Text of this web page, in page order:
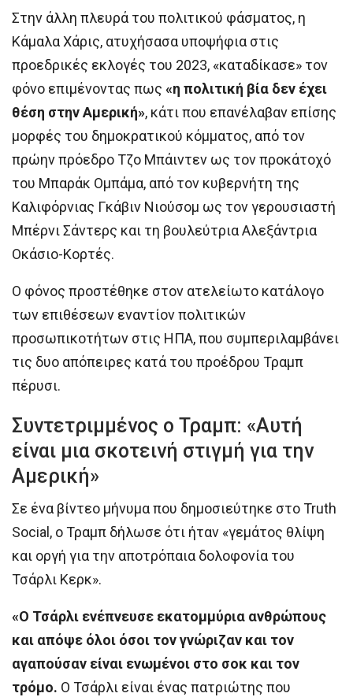
Στην άλλη πλευρά του πολιτικού φάσματος, η
Κάμαλα Χάρις, ατυχήσασα υποψήφια στις
προεδρικές εκλογές του 2023, «καταδίκασε» τον
φόνο επιμένοντας πως «η πολιτική βία δεν έχει
θέση στην Αμερική», κάτι που επανέλαβαν επίσης
μορφές του δημοκρατικού κόμματος, από τον
πρώην πρόεδρο Τζο Μπάιντεν ως τον προκάτοχό
του Μπαράκ Ομπάμα, από τον κυβερνήτη της
Καλιφόρνιας Γκάβιν Νιούσομ ως τον γερουσιαστή
Μπέρνι Σάντερς και τη βουλεύτρια Αλεξάντρια
Οκάσιο-Κορτές.
Ο φόνος προστέθηκε στον ατελείωτο κατάλογο
των επιθέσεων εναντίον πολιτικών
προσωπικοτήτων στις ΗΠΑ, που συμπεριλαμβάνει
τις δυο απόπειρες κατά του προέδρου Τραμπ
πέρυσι.
Συντετριμμένος ο Τραμπ: «Αυτή
είναι μια σκοτεινή στιγμή για την
Αμερική»
Σε ένα βίντεο μήνυμα που δημοσιεύτηκε στο Truth
Social, ο Τραμπ δήλωσε ότι ήταν «γεμάτος θλίψη
και οργή για την αποτρόπαια δολοφονία του
Τσάρλι Κερκ».
«Ο Τσάρλι ενέπνευσε εκατομμύρια ανθρώπους
και απόψε όλοι όσοι τον γνώριζαν και τον
αγαπούσαν είναι ενωμένοι στο σοκ και τον
τρόμο. Ο Τσάρλι είναι ένας πατριώτης που